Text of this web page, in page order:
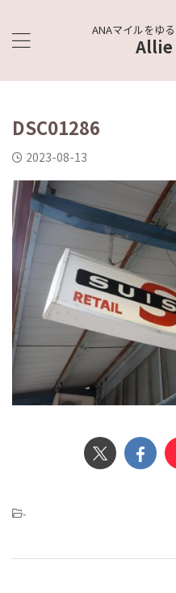
ANAマイルをゆ
Allie
DSC01286
2023-08-13
-